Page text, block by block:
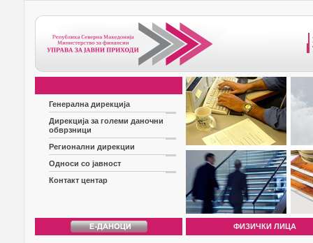
Генерална дирекција
Дирекција за големи даночни
обврзници
Регионални дирекции
Односи со јавност
Контакт центар
ФИЗИЧКИ ЛИЦА